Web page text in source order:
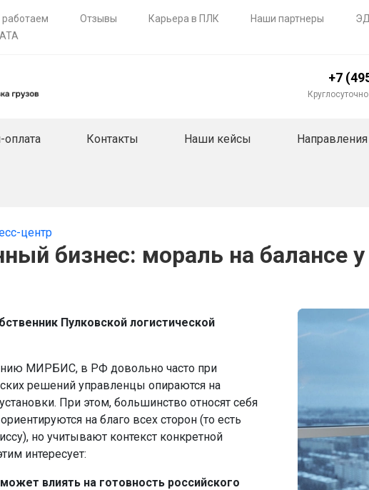
Отзывы Карьера в ПЛК Наши партнеры
+7
оплата Контакты Наши кейсы
центр
бизнес: мораль на балансе
Пулковской логистической
МИРБИС, в РФ довольно часто при
решений управленцы опираются на
При этом, большинство относят себя
на благо всех сторон (то есть
но учитывают контекст конкретной
интересует:
влиять на готовность российского